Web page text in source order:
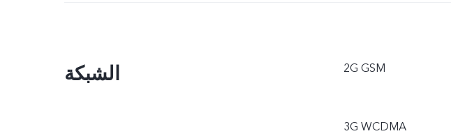
الشبكة 2G GSM
3G WCDMA